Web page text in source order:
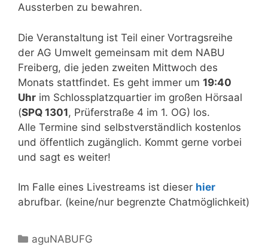
Aussterben zu bewahren.
Die Veranstaltung ist Teil einer Vortragsreihe
der AG Umwelt gemeinsam mit dem NABU
Freiberg, die jeden zweiten Mittwoch des
Monats stattfindet. Es geht immer um 19:40
Uhr im Schlossplatzquartier im großen Hörsaal
(SPQ 1301, Prüferstraße 4 im 1. OG) los.
Alle Termine sind selbstverständlich kostenlos
und öffentlich zugänglich. Kommt gerne vorbei
und sagt es weiter!
Im Falle eines Livestreams ist dieser hier
abrufbar. (keine/nur begrenzte Chatmöglichkeit)
Kategorien
aguNABUFG